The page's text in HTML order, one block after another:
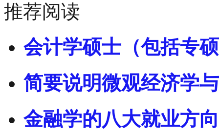
推荐阅读
会计学硕士（包括专
简要说明微观经济学
金融学的八大就业方